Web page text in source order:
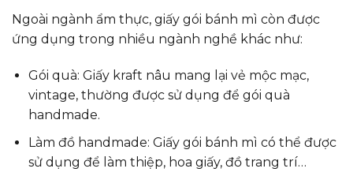
Ngoài ngành ẩm thực, giấy gói bánh mì còn được
ứng dụng trong nhiều ngành nghề khác như:
Gói quà: Giấy kraft nâu mang lại vẻ mộc mạc,
vintage, thường được sử dụng để gói quà
handmade.
Làm đồ handmade: Giấy gói bánh mì có thể được
sử dụng để làm thiệp, hoa giấy, đồ trang trí…